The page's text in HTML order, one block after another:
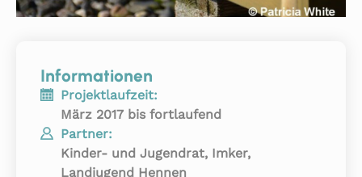
Informationen
Projektlaufzeit:
März 2017 bis fortlaufend
Partner:
Kinder- und Jugendrat, Imker,
Landjugend Hennen